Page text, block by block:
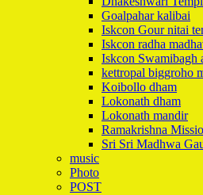
Goalpahar kalibai
Iskcon Gour nitai
Iskcon radha
Iskcon Swamibagh
kettropal biggroho
Koibollo dham
Lokonath dham
Lokonath mandir
Ramakrishna
Sri Sri Madhwa
music
Photo
POST